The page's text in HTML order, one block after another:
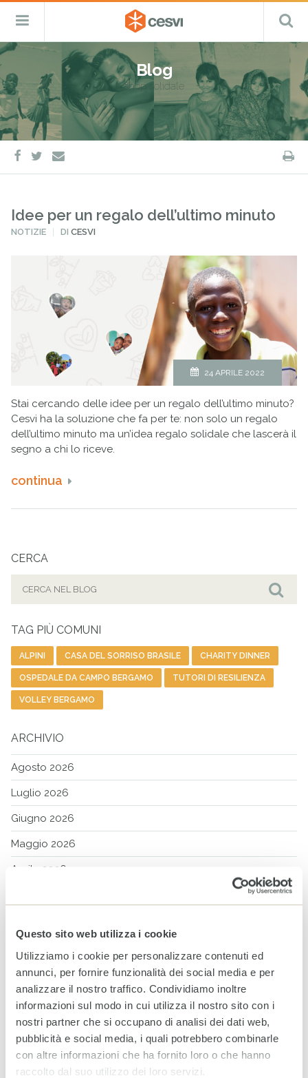
Questo sito web utilizza i cookie
Utilizziamo i cookie per personalizzare contenuti ed
annunci, per fornire funzionalità dei social media e per
analizzare il nostro traffico. Condividiamo inoltre
informazioni sul modo in cui utilizza il nostro sito con i
nostri partner che si occupano di analisi dei dati web,
pubblicità e social media, i quali potrebbero combinarle
con altre informazioni che ha fornito loro o che hanno
raccolto dal suo utilizzo dei loro servizi.
Salta
al
contenuto
CESVI
Fondazione
–
ETS
Cooperazione,
Emergenza
e
Sviluppo
Menu
Blog
shop solidale
facebook
twitter
e-
mail
Idee per un regalo dell’ultimo minuto
PUBBLICATO
NOTIZIE DICESVI
24 APRILE 2022
Stai cercando delle idee per un regalo dell’ultimo minuto?
Cesvi ha la soluzione che fa per te: non solo un regalo
dell’ultimo minuto ma un’idea regalo solidale che lascerà il
segno a chi lo riceve.
continua
CERCA
TAG PIÙ COMUNI
ALPINI CASA DEL SORRISO BRASILE CHARITY DINNER
OSPEDALE DA CAMPO BERGAMO TUTORI DI RESILIENZA
VOLLEY BERGAMO
ARCHIVIO
Agosto 2026
Luglio 2026
Giugno 2026
Maggio 2026
Aprile 2026
ARCHIVIO
2025 2024 2023
Dicembre
Novembre
Ottobre
Settembre